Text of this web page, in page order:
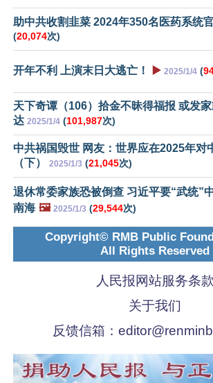
助中共收割韭菜 2024年350名医药系统
(20,074次)
开年不利 上演末日大逃亡！ ▶️ 2025/1/4 (
天下奇谭（106）拾金不昧得福报 或发
达 2025/1/4 (101,987次)
中共祸国毁世 网友：世界应在2025年对
（下）
2025/1/3 (21,045次)
退休常委家族恐被倒查 习近平要“武统”
南海 🖼️ 2025/1/3 (29,544次)
Copyright© RMB Public
All Rights Reserved
人民报网站服务条款
关于我们
反馈信箱：